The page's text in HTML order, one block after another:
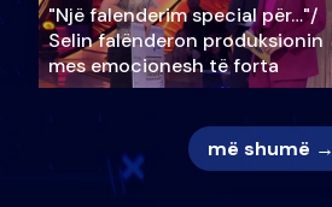
"Një falenderim special për…"/
Selin falënderon produksionin
mes emocionesh të forta
më shumë →